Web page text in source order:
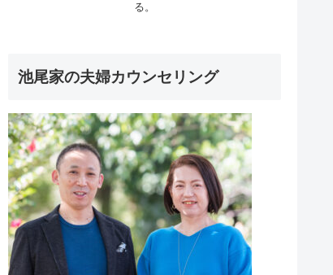
る。
池尾家の夫婦カウンセリング